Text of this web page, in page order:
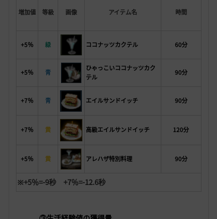
増加値 等級 画像 アイテム名 時間
+5％ 緑 ココナッツカクテル 60分
+5％ 青
ひゃっこいココナッツカク
テル
90分
+7％ 青 エイルサンドイッチ 90分
+7％ 黄 高級エイルサンドイッチ 120分
+5％ 黄 アレハザ特別料理 90分
※+5％=-9秒 +7％=-12.6秒